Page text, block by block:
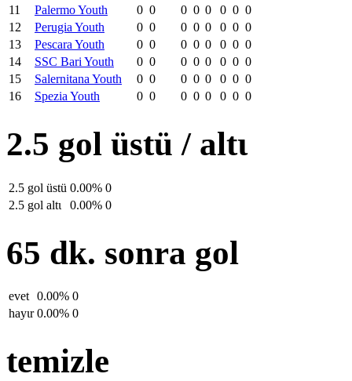
11
Palermo Youth 0 0 0 0 0 0 0 0
12
Perugia Youth 0 0 0 0 0 0 0 0
13
Pescara Youth 0 0 0 0 0 0 0 0
14
SSC Bari Youth 0 0 0 0 0 0 0 0
15
Salernitana Youth 0 0 0 0 0 0 0 0
16
Spezia Youth 0 0 0 0 0 0 0 0
2.5 gol üstü / altι
2.5 gol üstü 0.00% 0
2.5 gol altι
0.00% 0
65 dk. sonra gol
evet 0.00% 0
hayιr 0.00% 0
temizle